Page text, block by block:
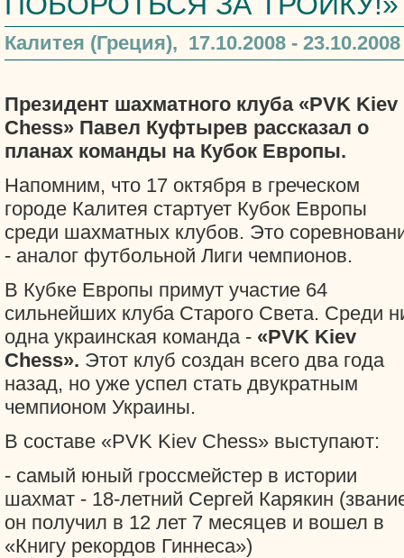
Калитея (Греция), 17.10.2008 - 23.10.2008
Президент шахматного клуба «PVK Kiev
Chess» Павел Куфтырев рассказал о
планах команды на Кубок Европы.
Напомним, что 17 октября в греческом
городе Калитея стартует Кубок Европы
среди шахматных клубов. Это
- аналог футбольной Лиги чемпионов.
В Кубке Европы примут участие 64
сильнейших клуба Старого Света. Среди
одна украинская команда - «PVK Kiev
Chess». Этот клуб создан всего два года
назад, но уже успел стать двукратным
чемпионом Украины.
В составе «PVK Kiev Chess» выступают:
- самый юный гроссмейстер в истории
шахмат - 18-летний Сергей Карякин
он получил в 12 лет 7 месяцев и вошел в
«Книгу рекордов Гиннеса»)